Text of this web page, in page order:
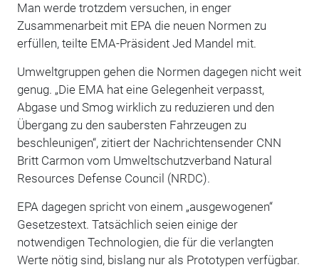
Man werde trotzdem versuchen, in enger
Zusammenarbeit mit EPA die neuen Normen zu
erfüllen, teilte EMA-Präsident Jed Mandel mit.
Umweltgruppen gehen die Normen dagegen nicht weit
genug. „Die EMA hat eine Gelegenheit verpasst,
Abgase und Smog wirklich zu reduzieren und den
Übergang zu den saubersten Fahrzeugen zu
beschleunigen“, zitiert der Nachrichtensender CNN
Britt Carmon vom Umweltschutzverband Natural
Resources Defense Council (NRDC).
EPA dagegen spricht von einem „ausgewogenen“
Gesetzestext. Tatsächlich seien einige der
notwendigen Technologien, die für die verlangten
Werte nötig sind, bislang nur als Prototypen verfügbar.